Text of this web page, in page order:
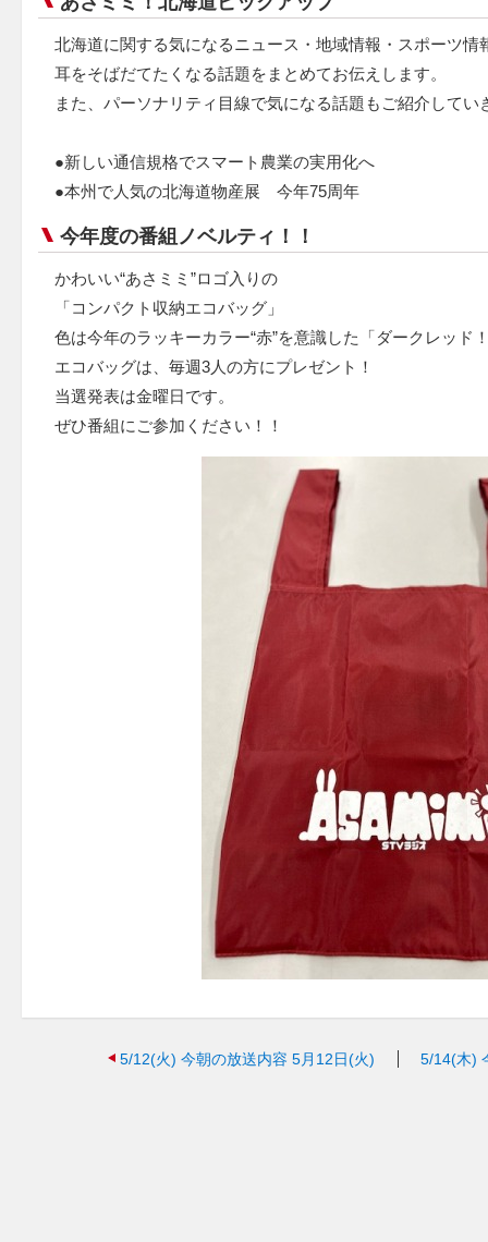
北海道に関する気になるニュース・地域情報・スポーツ情
耳をそばだてたくなる話題をまとめてお伝えします。
また、パーソナリティ目線で気になる話題もご紹介してい
●新しい通信規格でスマート農業の実用化へ
●本州で人気の北海道物産展 今年75周年
今年度の番組ノベルティ！！
かわいい“あさミミ”ロゴ入りの
「コンパクト収納エコバッグ」
色は今年のラッキーカラー“赤”を意識した「ダークレッド
エコバッグは、毎週3人の方にプレゼント！
当選発表は金曜日です。
ぜひ番組にご参加ください！！
5/12(火) 今朝の放送内容 5月12日(火) 5/14(木)